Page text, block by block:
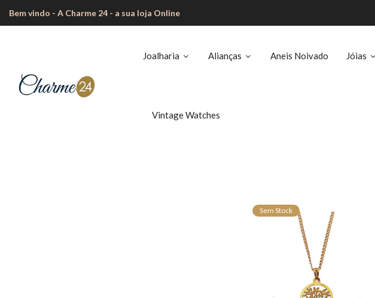
Bem vindo - A Charme 24 - a sua loja Online
Joalharia Alianças Aneis Noivado Jóias
Vintage Watches
Sem Stock